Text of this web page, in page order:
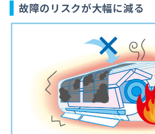
故障のリスクが大幅に減る